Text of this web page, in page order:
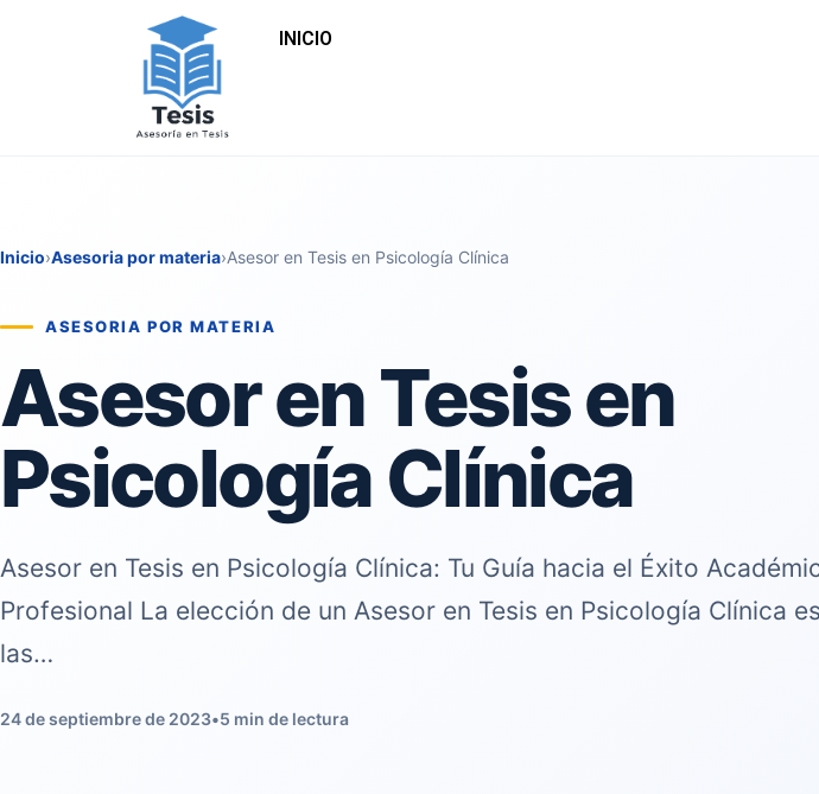
INICIO
Inicio›Asesoria por materia›Asesor en Tesis en Psicología Clínica
ASESORIA POR MATERIA
Asesor en Tesis en
Psicología Clínica
Asesor en Tesis en Psicología Clínica: Tu Guía hacia el Éxito
Profesional La elección de un Asesor en Tesis en Psicología Clínica
las…
24 de septiembre de 2023•5 min de lectura